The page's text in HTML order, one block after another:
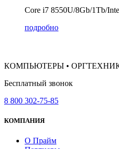
Core i7 8550U/8Gb/1Tb/
подробно
КОМПЬЮТЕРЫ •
Бесплатный звонок
8 800 302-75-85
КОМПАНИЯ
О Прайм